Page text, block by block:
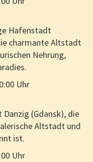
Hafenstadt
charmante Altstadt
Nehrung,
Uhr
(Gdansk), die
Altstadt und
ist.
Uhr